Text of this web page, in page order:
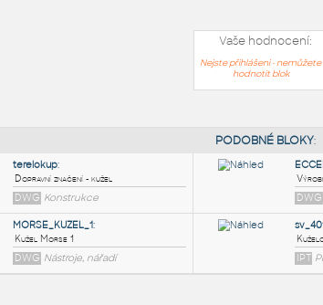
Vaše hodnocení:
Nejste přihlášeni - nemůžete
hodnotit blok